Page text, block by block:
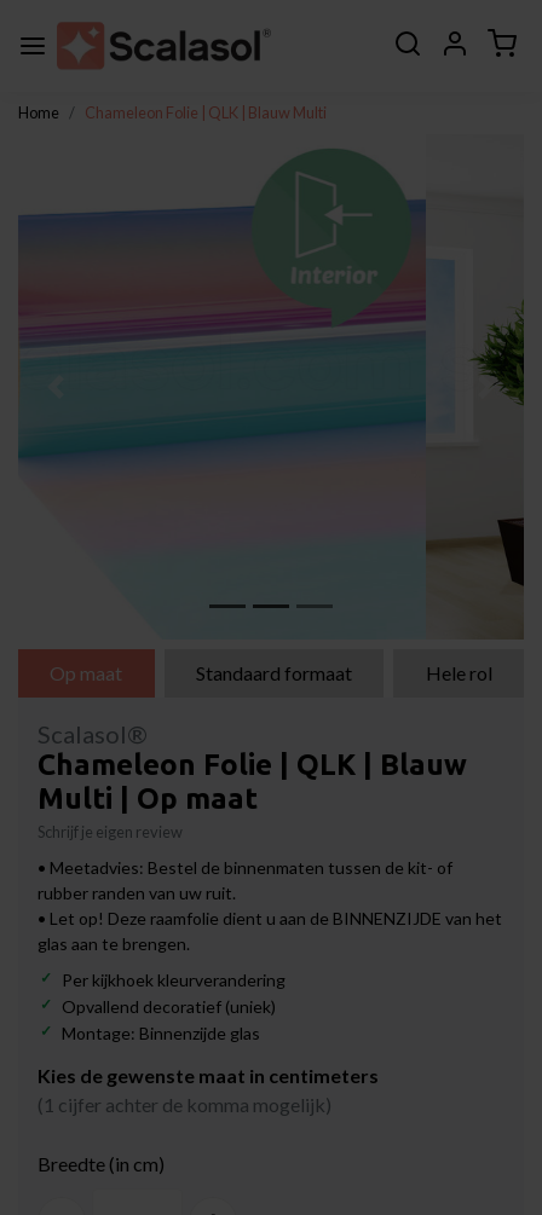
Home Chameleon Folie | QLK | Blauw Multi
Op maat Standaard formaat Hele rol
Scalasol®
Chameleon Folie | QLK | Blauw
Multi | Op maat
Schrijf je eigen review
• Meetadvies: Bestel de binnenmaten tussen de kit- of
rubber randen van uw ruit.
• Let op! Deze raamfolie dient u aan de BINNENZIJDE van het
glas aan te brengen.
Per kijkhoek kleurverandering
Opvallend decoratief (uniek)
Montage: Binnenzijde glas
Kies de gewenste maat in centimeters
(1 cijfer achter de komma mogelijk)
Breedte (in cm)